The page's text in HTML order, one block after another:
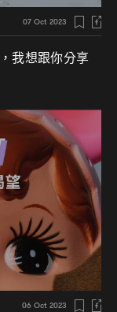
07 Oct 2023
，我想跟你分享
06 Oct 2023